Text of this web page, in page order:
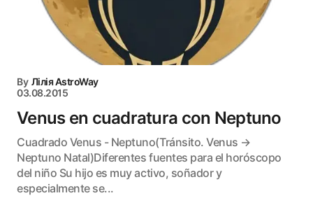
By Лілія AstroWay
03.08.2015
Venus en cuadratura con Neptuno
Cuadrado Venus - Neptuno(Tránsito. Venus →
Neptuno Natal)Diferentes fuentes para el horóscopo
del niño Su hijo es muy activo, soñador y
especialmente se...